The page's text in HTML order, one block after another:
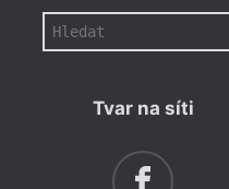
Tvar na síti